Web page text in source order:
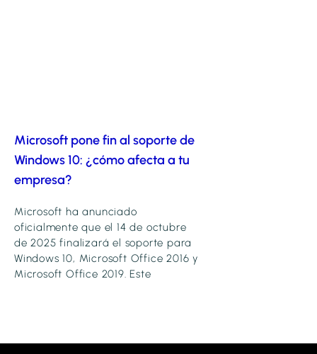
Microsoft pone fin al soporte de
Windows 10: ¿cómo afecta a tu
empresa?
Microsoft ha anunciado
oficialmente que el 14 de octubre
de 2025 finalizará el soporte para
Windows 10, Microsoft Office 2016 y
Microsoft Office 2019. Este